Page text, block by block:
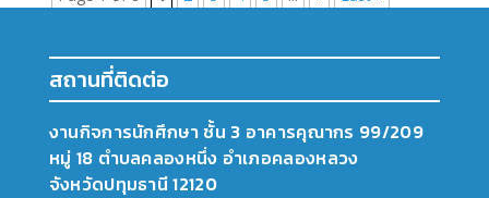
สถานที่ติดต่อ
งานกิจการนักศึกษา ชั้น 3 อาคารคุณากร 99/209
หมู่ 18 ตำบลคลองหนึ่ง อำเภอคลองหลวง
จังหวัดปทุมธานี 12120